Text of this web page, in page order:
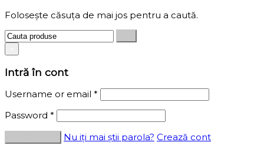
Folosește căsuța de mai jos pentru a caută.
Intră în cont
Username or email *
Password *
Nu iți mai știi parola? Crează cont